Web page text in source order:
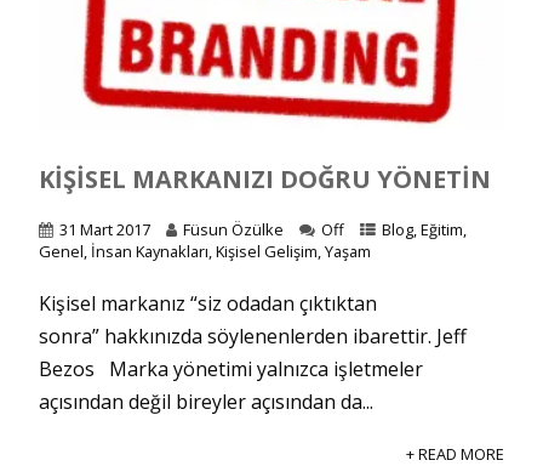
KIŞISEL MARKANIZI DOĞRU YÖNETIN
31 Mart 2017 Füsun Özülke Off Blog,Eğitim,
Genel, İnsan Kaynakları,Kişisel Gelişim,Yaşam
Kişisel markanız “siz odadan çıktıktan
sonra” hakkınızda söylenenlerden ibarettir. Jeff
Bezos Marka yönetimi yalnızca işletmeler
açısından değil bireyler açısından da...
+ READ MORE